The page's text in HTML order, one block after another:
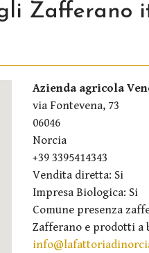
Zafferano
Azienda agricola
via Fontevena, 73
06046
Norcia
+39 3395414343
Vendita diretta: Si
Impresa Biologica: Si
Comune presenza
Zafferano e prodotti a